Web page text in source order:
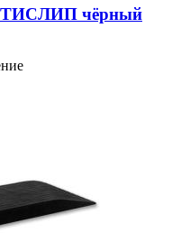
чёрный